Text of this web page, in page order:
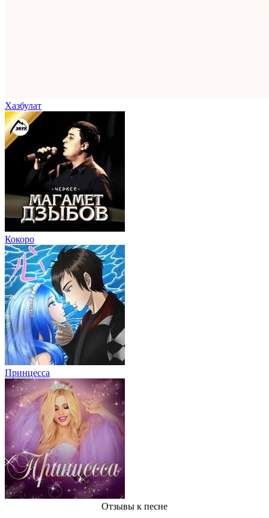
Хазбулат
Кокоро
Принцесса
Отзывы к песне